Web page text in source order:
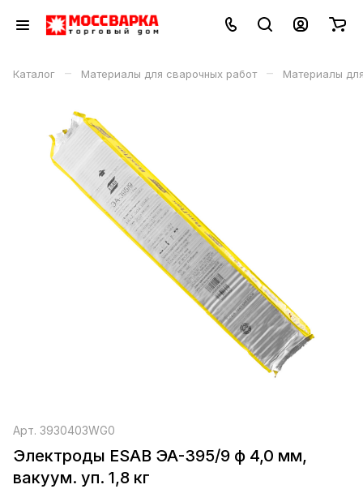
Каталог – Материалы для сварочных работ – Материалы
Арт. 3930403WG0
Электроды ESAB ЭА-395/9 ф 4,0 мм,
вакуум. уп. 1,8 кг